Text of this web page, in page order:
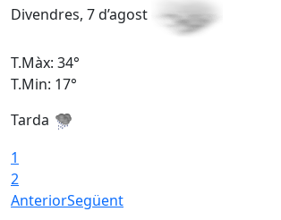
Divendres, 7 d’agost
T.Màx: 34°
T.Min: 17°
Tarda
1
2
AnteriorSegüent